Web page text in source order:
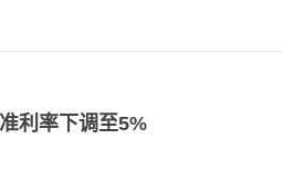
利率下调至5%